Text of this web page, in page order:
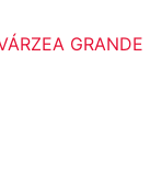
GRANDE